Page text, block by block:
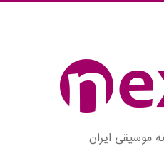
موسیقی ایران